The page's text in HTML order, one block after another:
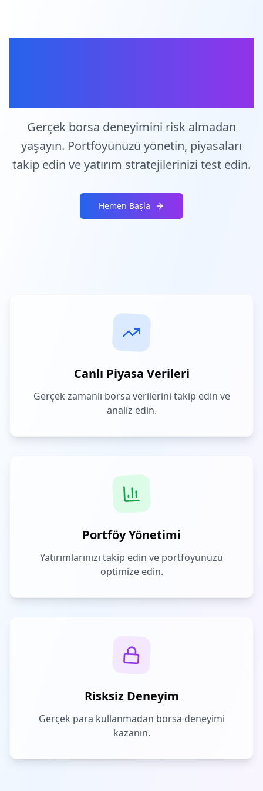
Gerçek borsa deneyimini risk almadan
yaşayın. Portföyünüzü yönetin, piyasaları
takip edin ve yatırım stratejilerinizi test edin.
Hemen Başla
Canlı Piyasa Verileri
Gerçek zamanlı borsa verilerini takip edin ve
analiz edin.
Portföy Yönetimi
Yatırımlarınızı takip edin ve portföyünüzü
optimize edin.
Risksiz Deneyim
Gerçek para kullanmadan borsa deneyimi
kazanın.